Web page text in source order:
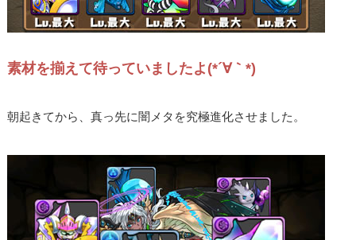
素材を揃えて待っていましたよ(*´∀｀*)
朝起きてから、真っ先に闇メタを究極進化させました。